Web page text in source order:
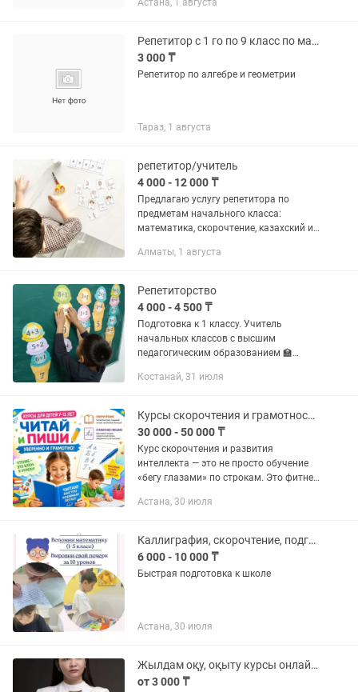
.Математика,русский
договорная
Астана, 1 августа
Репетитор с 1 го по 9 класс по математике, алгебре, геометрии, скорочтению
3 000 ₸
Репетитор по алгебре и геометрии
Тараз, 1 августа
репетитор/учитель
4 000 - 12 000 ₸
Предлагаю услугу репетитора по
предметам начального класса:
математика, скорочтение, казахский и
естествознания. А так же готовлю
по...
Алматы, 1 августа
Репетиторство
4 000 - 4 500 ₸
Подготовка к 1 классу. Учитель
начальных классов с высшим
педагогическим образованием 🏫
Подготовиться к 1 классу(скорочтение
обучение...
Костанай, 31 июля
Курсы скорочтения и грамотность письма
30 000 - 50 000 ₸
Курс скорочтения и развития
интеллекта — это не просто обучение
«бегу глазами» по строкам. Это фитнес
проблемы с учебой! 🧠 Что получит
Астана, 30 июля
Каллиграфия, скорочтение, подготовка к школе, казахский язык
6 000 - 10 000 ₸
Быстрая подготовка к школе
Астана, 30 июля
Жылдам оқу, оқыту курсы онлайн/оффлайн
от 3 000 ₸